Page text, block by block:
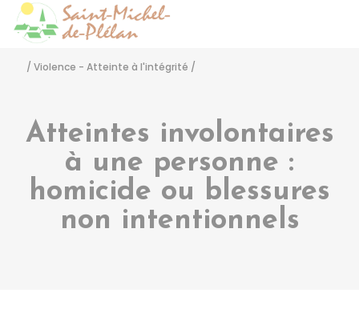
/ Violence - Atteinte à l'intégrité /
Atteintes involontaires
à une personne :
homicide ou blessures
non intentionnels